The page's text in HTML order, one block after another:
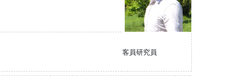
客員研究員